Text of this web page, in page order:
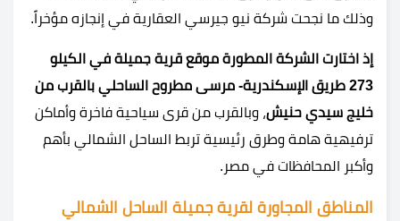
وذلك ما نجحت شركة نيو جيرسي العقارية في إنجازه مؤخراً.
إذ اختارت الشركة المطورة موقع قرية جميلة في الكيلو
273 طريق الإسكندرية- مرسى مطروح الساحلي بالقرب من
خليج سيدي حنيش، وبالقرب من قرى سياحية فاخرة وأماكن
ترفيهية هامة وطرق رئيسية تربط الساحل الشمالي بأهم
وأكبر المحافظات في مصر.
المناطق المجاورة لقرية جميلة الساحل الشمالي